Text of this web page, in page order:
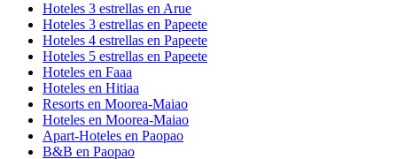
Hoteles 3 estrellas en Arue
Hoteles 3 estrellas en Papeete
Hoteles 4 estrellas en Papeete
Hoteles 5 estrellas en Papeete
Hoteles en Faaa
Hoteles en Hitiaa
Resorts en Moorea-Maiao
Hoteles en Moorea-Maiao
Apart-Hoteles en Paopao
B&B en Paopao